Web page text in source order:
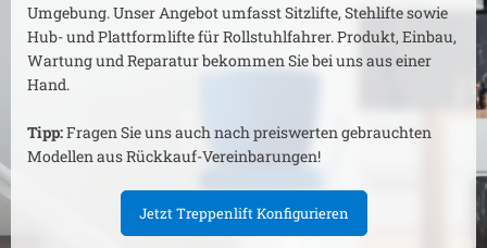
Umgebung. Unser Angebot umfasst Sitzlifte, Stehlifte sowie
Hub- und Plattformlifte für Rollstuhlfahrer. Produkt, Einbau,
Wartung und Reparatur bekommen Sie bei uns aus einer
Hand.
Tipp:Fragen Sie uns auch nach preiswerten gebrauchten
Modellen aus Rückkauf-Vereinbarungen!
Jetzt Treppenlift Konfigurieren